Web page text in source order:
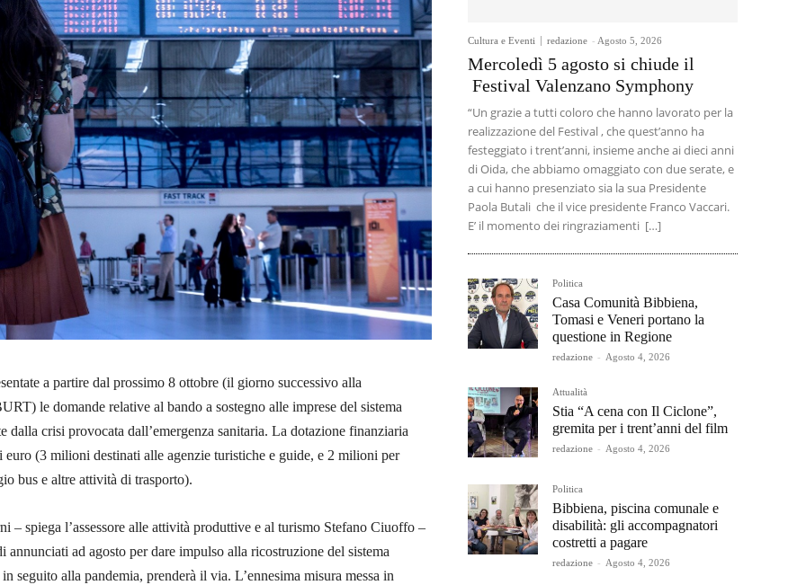
a partire dal prossimo 8 ottobre (il giorno successivo alla
le domande relative al bando a sostegno alle imprese del sistema
dalla crisi provocata dall’emergenza sanitaria. La dotazione finanziaria
euro (3 milioni destinati alle agenzie turistiche e guide, e 2 milioni per
bus e altre attività di trasporto).
– spiega l’assessore alle attività produttive e al turismo Stefano Ciuoffo –
annunciati ad agosto per dare impulso alla ricostruzione del sistema
seguito alla pandemia, prenderà il via. L’ennesima misura messa in
Cultura e Eventi redazione - Agosto 5, 2026
Mercoledì 5 agosto si chiude il
Festival Valenzano Symphony
“Un grazie a tutti coloro che hanno lavorato per la
realizzazione del Festival , che quest’anno ha
festeggiato i trent’anni, insieme anche ai dieci anni
di Oida, che abbiamo omaggiato con due serate, e
a cui hanno presenziato sia la sua Presidente
Paola Butali che il vice presidente Franco Vaccari.
E’ il momento dei ringraziamenti […]
Politica
Casa Comunità Bibbiena,
Tomasi e Veneri portano la
questione in Regione
redazione - Agosto 4, 2026
Attualità
Stia “A cena con Il Ciclone”,
gremita per i trent’anni del film
redazione - Agosto 4, 2026
Politica
Bibbiena, piscina comunale e
disabilità: gli accompagnatori
costretti a pagare
redazione - Agosto 4, 2026